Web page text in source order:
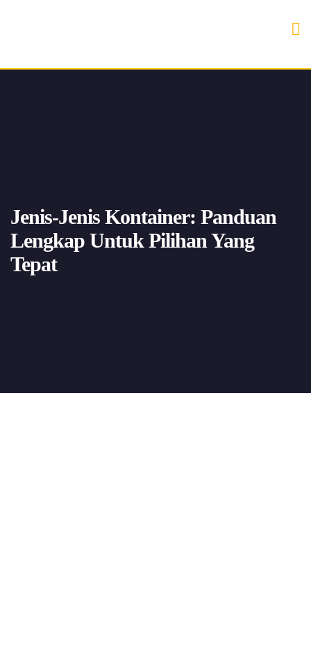
Jenis-Jenis Kontainer: Panduan
Lengkap Untuk Pilihan Yang
Tepat